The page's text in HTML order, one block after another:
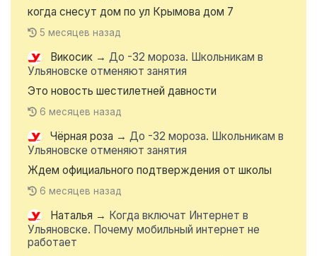
когда снесут дом по ул Крымова дом 7
5 месяцев назад
Викосик → До -32 мороза. Школьникам в
Ульяновске отменяют занятия
Это новость шестилетней давности
6 месяцев назад
Чёрная роза → До -32 мороза. Школьникам в
Ульяновске отменяют занятия
Ждем официального подтверждения от школы
6 месяцев назад
Наталья → Когда включат Интернет в
Ульяновске. Почему мобильный интернет не
работает